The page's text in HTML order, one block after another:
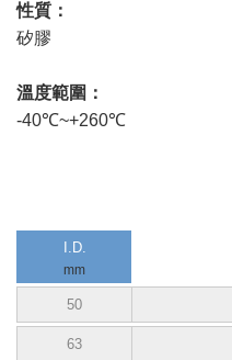
性質：
矽膠
​溫度範圍：
-40℃~+260℃
I.D.
mm
50
63